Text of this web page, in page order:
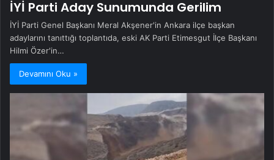
İYİ Parti Aday Sunumunda Gerilim
İYİ Parti Genel Başkanı Meral Akşener'in Ankara ilçe başkan
adaylarını tanıttığı toplantıda, eski AK Parti Etimesgut İlçe Başkanı
Hilmi Özer'in…
Devamını Oku »